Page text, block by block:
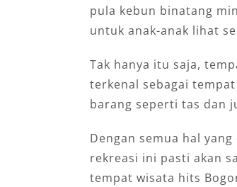
pula kebun binatang
untuk anak-anak lihat
Tak hanya itu saja,
terkenal sebagai
barang seperti tas dan
Dengan semua hal
rekreasi ini pasti akan
tempat wisata hits